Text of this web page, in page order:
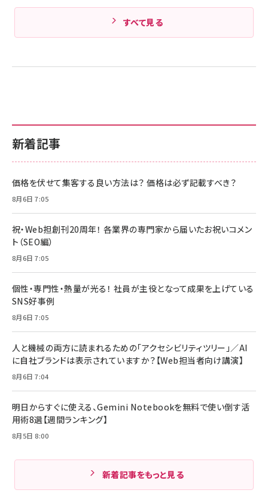
新着記事
価格を伏せて集客する良い方法は？ 価格は必ず記載すべき？
8月6日 7:05
祝・Web担創刊20周年！ 各業界の専門家から届いたお祝いコメン
ト（SEO編）
8月6日 7:05
個性・専門性・熱量が光る！ 社員が主役となって成果を上げている
SNS好事例
8月6日 7:05
人と機械の両方に読まれるための「アクセシビリティツリー」／AI
に自社ブランドは表示されていますか？【Web担当者向け講演】
8月6日 7:04
明日からすぐに使える、Gemini Notebookを無料で使い倒す活
用術8選【週間ランキング】
8月5日 8:00
新着記事をもっと見る
すべて見る